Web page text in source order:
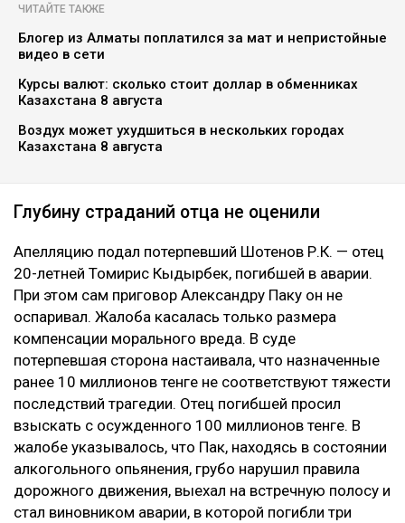
ЧИТАЙТЕ ТАКЖЕ
Блогер из Алматы поплатился за мат и непристойные
видео в сети
Курсы валют: сколько стоит доллар в обменниках
Казахстана 8 августа
Воздух может ухудшиться в нескольких городах
Казахстана 8 августа
Глубину страданий отца не оценили
Апелляцию подал потерпевший Шотенов Р.К. — отец
20-летней Томирис Кыдырбек, погибшей в аварии.
При этом сам приговор Александру Паку он не
оспаривал. Жалоба касалась только размера
компенсации морального вреда. В суде
потерпевшая сторона настаивала, что назначенные
ранее 10 миллионов тенге не соответствуют тяжести
последствий трагедии. Отец погибшей просил
взыскать с осужденного 100 миллионов тенге. В
жалобе указывалось, что Пак, находясь в состоянии
алкогольного опьянения, грубо нарушил правила
дорожного движения, выехал на встречную полосу и
стал виновником аварии, в которой погибли три